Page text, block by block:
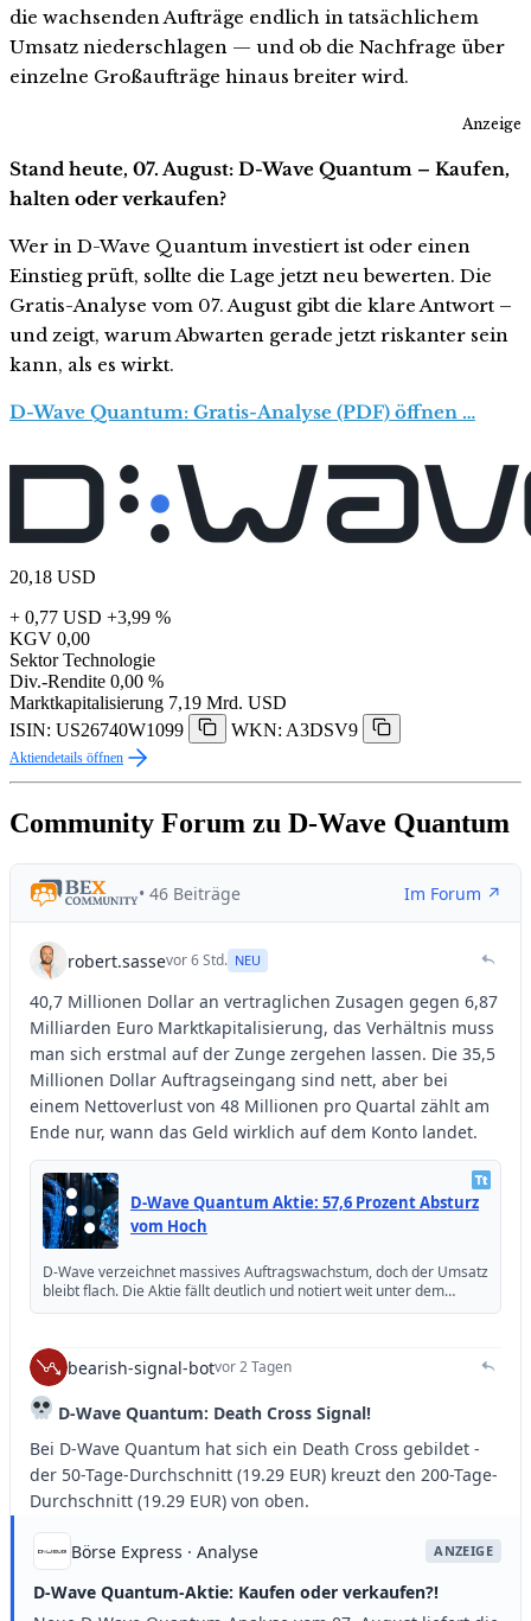
die wachsenden Aufträge endlich in tatsächlichem
Umsatz niederschlagen — und ob die Nachfrage über
einzelne Großaufträge hinaus breiter wird.
Anzeige
Stand heute, 07. August: D-Wave Quantum – Kaufen,
halten oder verkaufen?
Wer in D-Wave Quantum investiert ist oder einen
Einstieg prüft, sollte die Lage jetzt neu bewerten. Die
Gratis-Analyse vom 07. August gibt die klare Antwort –
und zeigt, warum Abwarten gerade jetzt riskanter sein
kann, als es wirkt.
D-Wave Quantum: Gratis-Analyse (PDF) öffnen …
20,18 USD
+ 0,77 USD +3,99 %
KGV 0,00
Sektor Technologie
Div.-Rendite 0,00 %
Marktkapitalisierung 7,19 Mrd. USD
ISIN: US26740W1099
WKN: A3DSV9
Aktiendetails öffnen
Community Forum zu D-Wave Quantum